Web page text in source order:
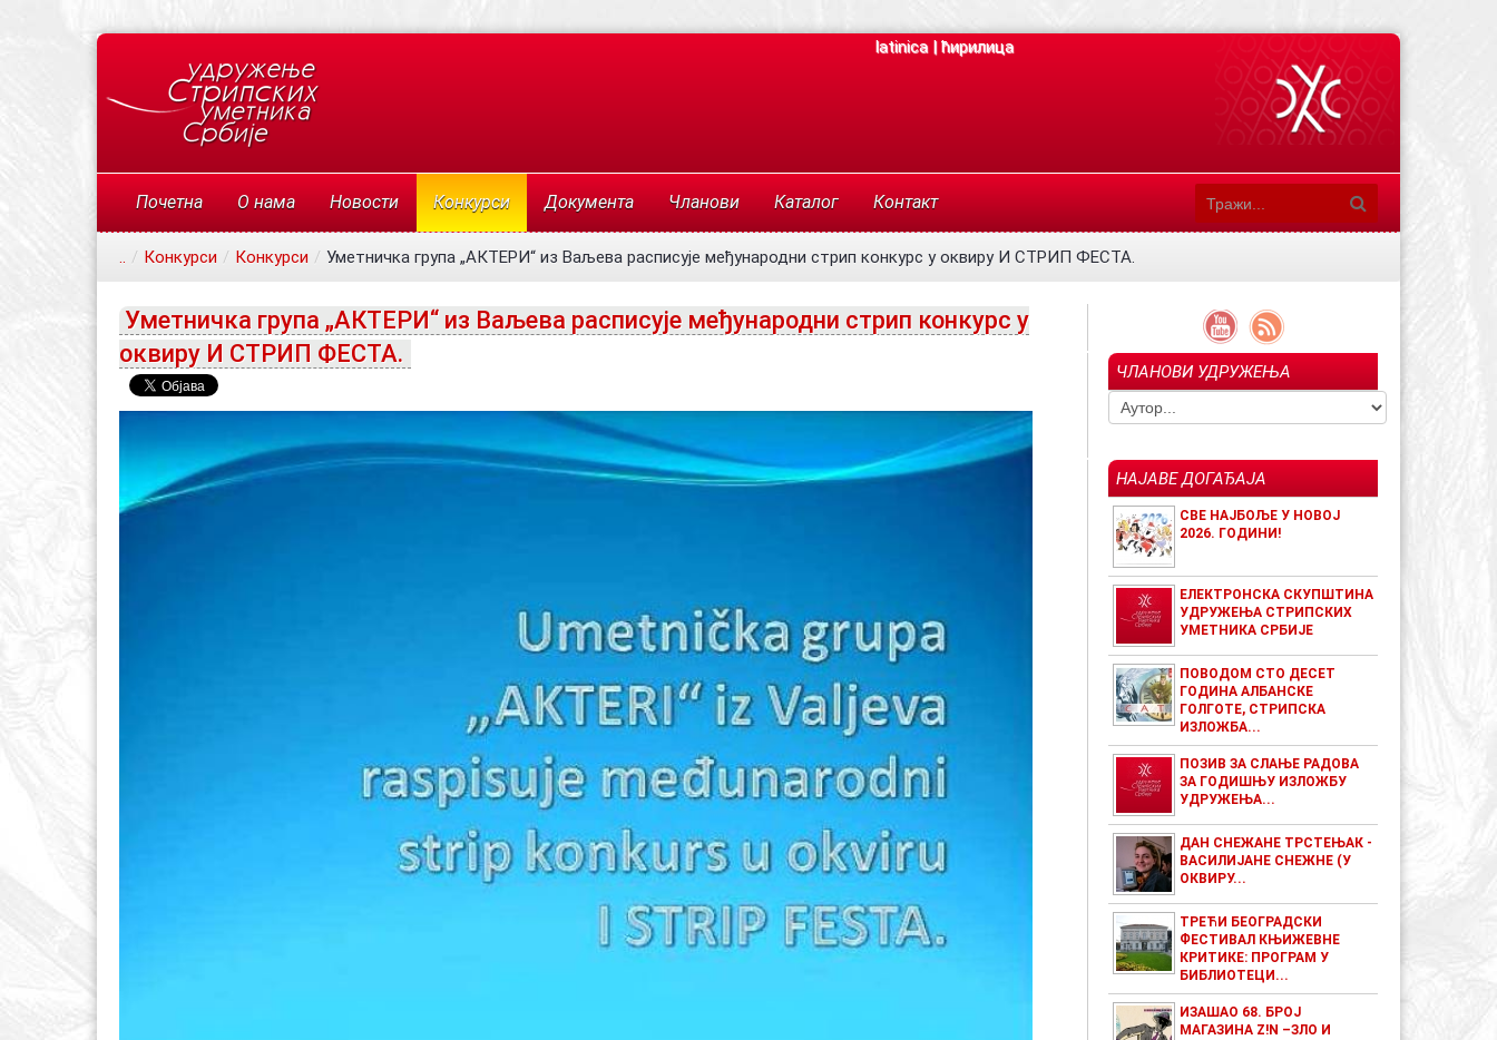
latinica|ћирилица
Почетна О нама Новости Конкурси Документа Чланови Каталог Контакт
.. / Конкурси / Конкурси / Уметничка група „АКТЕРИ“ из Ваљева расписује међународни стрип конкурс у оквиру И СТРИП ФЕСТА.
Уметничка група „АКТЕРИ“ из Ваљева расписује међународни стрип конкурс у
оквиру И СТРИП ФЕСТА.
ЧЛАНОВИ УДРУЖЕЊА
НАЈАВЕ ДОГАЂАЈА
СВЕ НАЈБОЉЕ У НОВОЈ
2026. ГОДИНИ!
ЕЛЕКТРОНСКА СКУПШТИНА
УДРУЖЕЊА СТРИПСКИХ
УМЕТНИКА СРБИЈЕ
ПОВОДОМ СТО ДЕСЕТ
ГОДИНА АЛБАНСКЕ
ГОЛГОТЕ, СТРИПСКА
ИЗЛОЖБА...
ПОЗИВ ЗА СЛАЊЕ РАДОВА
ЗА ГОДИШЊУ ИЗЛОЖБУ
УДРУЖЕЊА...
ДАН СНЕЖАНЕ ТРСТЕЊАК -
ВАСИЛИЈАНЕ СНЕЖНЕ (У
ОКВИРУ...
ТРЕЋИ БЕОГРАДСКИ
ФЕСТИВАЛ КЊИЖЕВНЕ
КРИТИКЕ: ПРОГРАМ У
БИБЛИОТЕЦИ...
ИЗАШАО 68. БРОЈ
МАГАЗИНА Z!N –ЗЛО И